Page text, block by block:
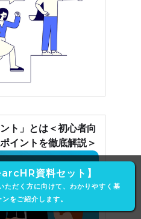
ト」とは＜初心者向
イントを徹底解説＞
資料セット】
だく方に向けて、わかりやすく基
をご紹介します。